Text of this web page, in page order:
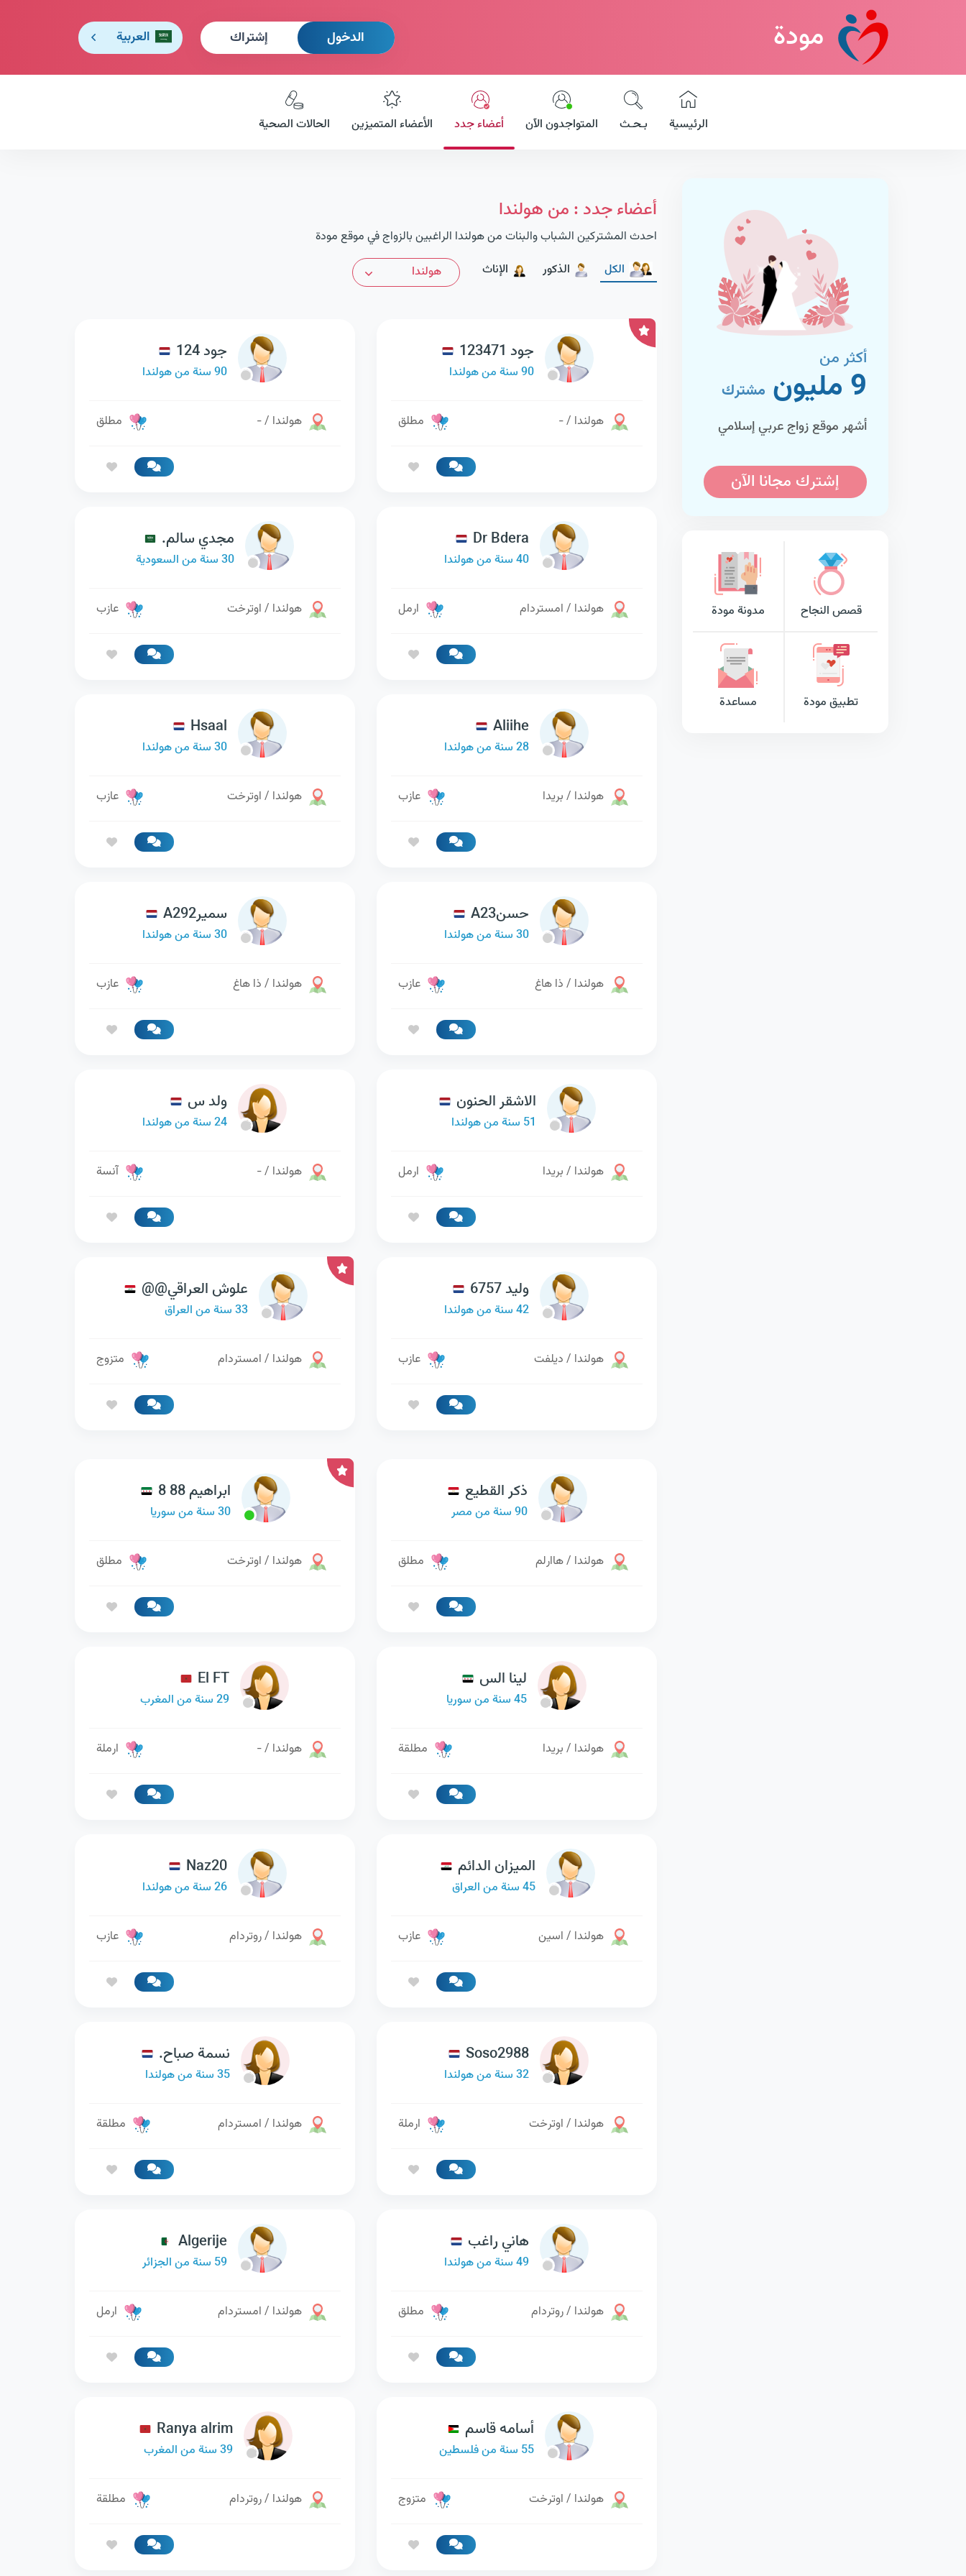
مودة الدخول إشتراك العربية
الرئيسية بـحـث المتواجدون الآن أعضاء جدد الأعضاء المتميزين الحالات الصحية
أكثر من
9 مليون مشترك
أشهر موقع زواج عربي إسلامي
إشترك مجانا الآن
قصص النجاح مدونة مودة
تطبيق مودة مساعدة
أعضاء جدد : من هولندا
احدث المشتركين الشباب والبنات من هولندا الراغبين بالزواج في موقع مودة
الكل
الذكور الإناث هولندا
جود 123471
90 سنة من هولندا
هولندا / - مطلق
جود 124
90 سنة من هولندا
هولندا / - مطلق
Dr Bdera
40 سنة من هولندا
هولندا / امستردام ارمل
مجدي سالم.
30 سنة من السعودية
هولندا / اوترخت عازب
Aliihe
28 سنة من هولندا
هولندا / بريدا عازب
Hsaal
30 سنة من هولندا
هولندا / اوترخت عازب
حسنA23
30 سنة من هولندا
هولندا / ذا هاغ عازب
سميرA292
30 سنة من هولندا
هولندا / ذا هاغ عازب
الاشقر الحنون
51 سنة من هولندا
هولندا / بريدا ارمل
ولد س
24 سنة من هولندا
هولندا / - آنسة
وليد 6757
42 سنة من هولندا
هولندا / ديلفت عازب
علوش العراقي@@
33 سنة من العراق
هولندا / امستردام متزوج
ذكر القطيع
90 سنة من مصر
هولندا / هاارلم مطلق
ابراهيم 88 8
30 سنة من سوريا
هولندا / اوترخت مطلق
لينا الس
45 سنة من سوريا
هولندا / بريدا مطلقة
El FT
29 سنة من المغرب
هولندا / - ارملة
الميزان الدائم
45 سنة من العراق
هولندا / اسين عازب
Naz20
26 سنة من هولندا
هولندا / روتردام عازب
Soso2988
32 سنة من هولندا
هولندا / اوترخت ارملة
نسمة صباح.
35 سنة من هولندا
هولندا / امستردام مطلقة
هاني راغب
49 سنة من هولندا
هولندا / روتردام مطلق
Algerije
59 سنة من الجزائر
هولندا / امستردام ارمل
أسامه قاسم
55 سنة من فلسطين
هولندا / اوترخت متزوج
Ranya alrim
39 سنة من المغرب
هولندا / روتردام مطلقة